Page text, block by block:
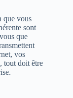
que vous
sont
que
vos
tout doit être